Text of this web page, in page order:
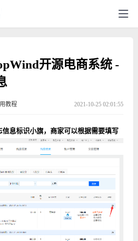
开源电商系统 -
教程 2021-10-25 02:01:55
息标识小旗，商家可以根据需要填写